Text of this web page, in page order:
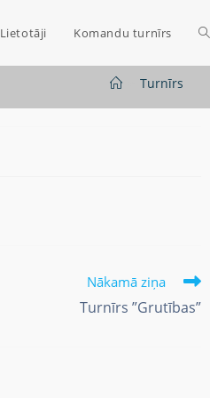
Lietotāji Komandu turnīrs
Turnīrs
Nākamā ziņa
Turnīrs ”Grutības”